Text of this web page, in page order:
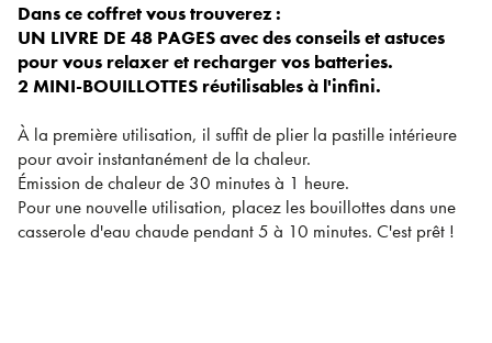
Dans ce coffret vous trouverez :
UN LIVRE DE 48 PAGES avec des conseils et astuces
pour vous relaxer et recharger vos batteries.
2 MINI-BOUILLOTTES réutilisables à l'infini.
À la première utilisation, il suffit de plier la pastille intérieure
pour avoir instantanément de la chaleur.
Émission de chaleur de 30 minutes à 1 heure.
Pour une nouvelle utilisation, placez les bouillottes dans une
casserole d'eau chaude pendant 5 à 10 minutes. C'est prêt !